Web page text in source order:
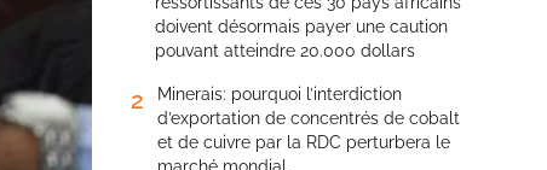
doivent désormais payer une caution
pouvant atteindre 20.000 dollars
2
Minerais: pourquoi l’interdiction
d’exportation de concentrés de cobalt
et de cuivre par la RDC perturbera le